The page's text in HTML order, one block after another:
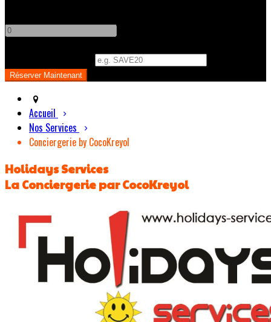
Accueil
Nos Services
Conciergerie by CocoKreyol
Holidays Services
La Conciergerie par CocoKreyol